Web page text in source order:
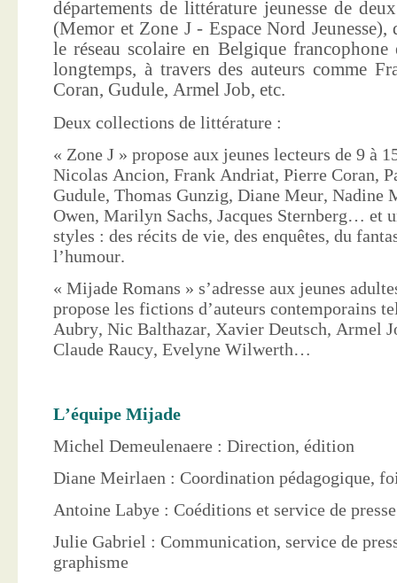
départements de littérature jeunesse de
(Memor et Zone J - Espace Nord
le réseau scolaire en Belgique francophone
longtemps, à travers des auteurs comme
Coran, Gudule, Armel Job, etc.
Deux collections de littérature :
« Zone J » propose aux jeunes lecteurs de 9 à
Nicolas Ancion, Frank Andriat, Pierre Coran,
Gudule, Thomas Gunzig, Diane Meur, Nadine
Owen, Marilyn Sachs, Jacques Sternberg… et
styles : des récits de vie, des enquêtes, du
l’humour.
« Mijade Romans » s’adresse aux jeunes
propose les fictions d’auteurs contemporains
Aubry, Nic Balthazar, Xavier Deutsch, Armel
Claude Raucy, Evelyne Wilwerth…
L’équipe Mijade
Michel Demeulenaere : Direction, édition
Diane Meirlaen : Coordination pédagogique,
Antoine Labye : Coéditions et service de
Julie Gabriel : Communication, service de
graphisme